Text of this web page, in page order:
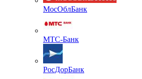
МосОблБанк
МТС-Банк
РосДорБанк